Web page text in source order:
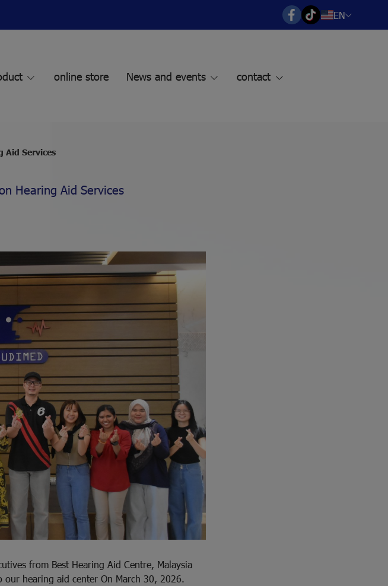
EN
online store News and events contact
Aid Services
Hearing Aid Services
from Best Hearing Aid Centre, Malaysia
hearing aid center On March 30, 2026.